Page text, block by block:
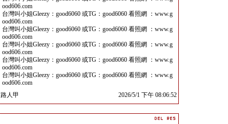
ood606.com
台灣叫小姐Gleezy：good6060 或TG：good6060 看照網 ：www.g
ood606.com
台灣叫小姐Gleezy：good6060 或TG：good6060 看照網 ：www.g
ood606.com
台灣叫小姐Gleezy：good6060 或TG：good6060 看照網 ：www.g
ood606.com
台灣叫小姐Gleezy：good6060 或TG：good6060 看照網 ：www.g
ood606.com
台灣叫小姐Gleezy：good6060 或TG：good6060 看照網 ：www.g
ood606.com
路人甲
2026/5/1 下午 08:06:52